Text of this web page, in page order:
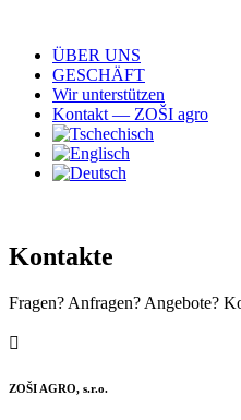
ÜBER UNS
GESCHÄFT
Wir unterstützen
Kontakt — ZOŠI agro
Kontakte
Fragen? Anfragen? Angebote?

ZOŠI AGRO, s.r.o.